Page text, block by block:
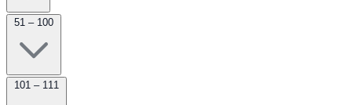
51 – 100
101 – 111